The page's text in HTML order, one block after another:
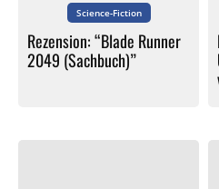
Science-Fiction
Rezension: “Blade Runner
2049 (Sachbuch)”